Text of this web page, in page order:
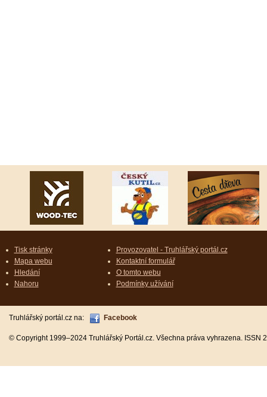
Tisk stránky
Mapa webu
Hledání
Nahoru
Provozovatel - Truhlářský portál.cz
Kontaktní formulář
O tomto webu
Podmínky užívání
Truhlářský portál.cz na: Facebook
© Copyright 1999–2024 Truhlářský Portál.cz. Všechna práva vyhrazena.